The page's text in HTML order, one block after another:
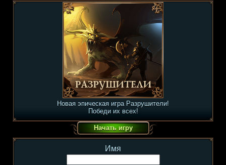
Новая эпическая игра Разрушители!
Победи их всех!
Имя